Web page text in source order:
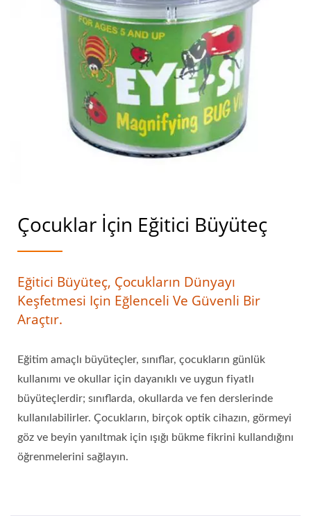
Çocuklar İçin Eğitici Büyüteç
Eğitici Büyüteç, Çocukların Dünyayı
Keşfetmesi Için Eğlenceli Ve Güvenli Bir
Araçtır.
Eğitim amaçlı büyüteçler, sınıflar, çocukların günlük
kullanımı ve okullar için dayanıklı ve uygun fiyatlı
büyüteçlerdir; sınıflarda, okullarda ve fen derslerinde
kullanılabilirler. Çocukların, birçok optik cihazın, görmeyi
göz ve beyin yanıltmak için ışığı bükme fikrini kullandığını
öğrenmelerini sağlayın.